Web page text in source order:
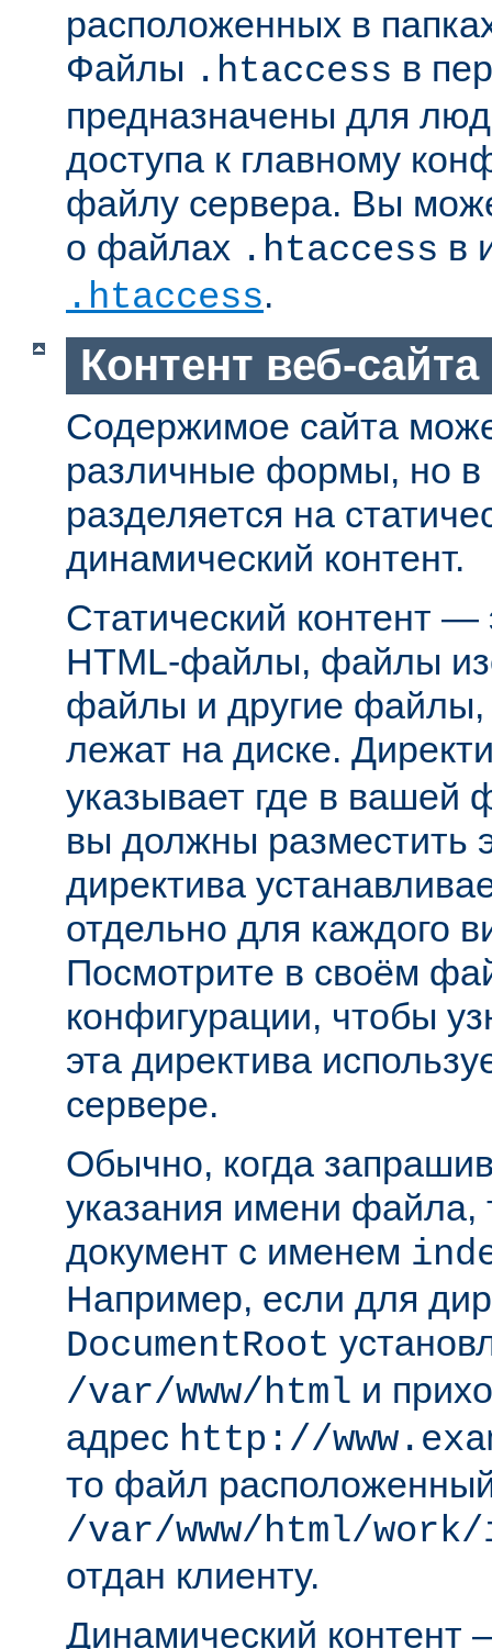
расположенных в
Файлы .htaccess в
предназначены для
доступа к главному
файлу сервера. Вы
о файлах .htaccess в
.htaccess.
Контент веб-сайта
Содержимое сайта
различные формы, но
разделяется на
динамический контент.
Статический контент —
HTML-файлы, файлы
файлы и другие файлы,
лежат на диске.
указывает где в вашей
вы должны разместить
директива
отдельно для каждого
Посмотрите в своём
конфигурации, чтобы
эта директива
сервере.
Обычно, когда
указания имени файла,
документ с именем
Например, если для
DocumentRoot
/var/www/html и
адрес http://
то файл
/var/www/html/
отдан клиенту.
Динамический контент